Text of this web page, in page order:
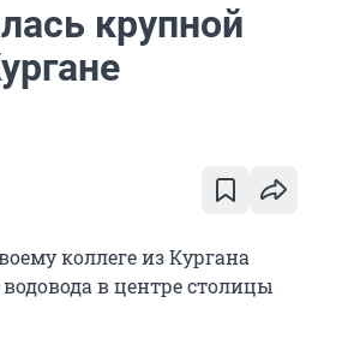
крупной
коллеге из Кургана
в центре столицы